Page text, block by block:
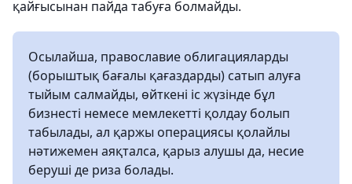
қайғысынан пайда табуға болмайды.
Осылайша, православие облигацияларды
(борыштық бағалы қағаздарды) сатып алуға
тыйым салмайды, өйткені іс жүзінде бұл
бизнесті немесе мемлекетті қолдау болып
табылады, ал қаржы операциясы қолайлы
нәтижемен аяқталса, қарыз алушы да, несие
беруші де риза болады.